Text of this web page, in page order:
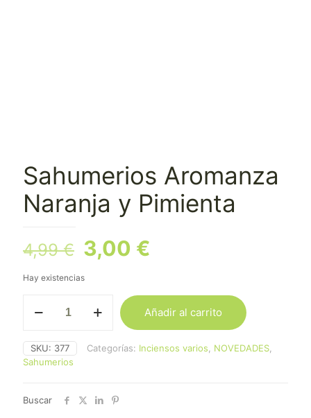
Sahumerios Aromanza
Naranja y Pimienta
4,99€ El
precio
original
era:
4,99 €.
3,00 €
actual
es:
3,00 €.
Hay existencias
Aromanza
y
Pimienta
cantidad
Añadir al carrito
SKU: 377 Categorías: Inciensos varios NOVEDADES
Sahumerios
Buscar